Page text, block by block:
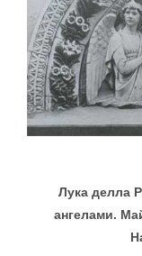
Лука делла
ангелами.